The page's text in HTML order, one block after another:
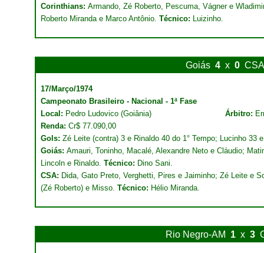
Corinthians: Armando, Zé Roberto, Pescuma, Vágner e
Roberto Miranda e Marco Antônio. Técnico: Luizinho.
Goiás 4 x 0 CSA
17/Março/1974
Campeonato Brasileiro - Nacional - 1ª Fase
Local: Pedro Ludovico (Goiânia) Árbitro:
Renda: Cr$ 77.090,00
Gols: Zé Leite (contra) 3 e Rinaldo 40 do 1° Tempo; Lucinho 33
Goiás: Amauri, Toninho, Macalé, Alexandre Neto e Cláudio;
Lincoln e Rinaldo. Técnico: Dino Sani.
CSA: Dida, Gato Preto, Verghetti, Pires e Jaiminho; Zé Leite e
(Zé Roberto) e Misso. Técnico: Hélio Miranda.
Rio Negro-AM 1 x 3